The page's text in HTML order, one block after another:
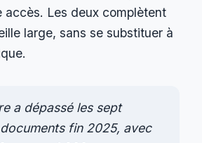
accès. Les deux complètent
large, sans se substituer à
a dépassé les sept
fin 2025, avec